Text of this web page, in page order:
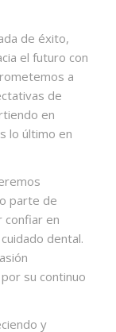
de éxito,
el futuro con
a
de
en
lo último en
parte de
confiar en
dental.
su continuo
y